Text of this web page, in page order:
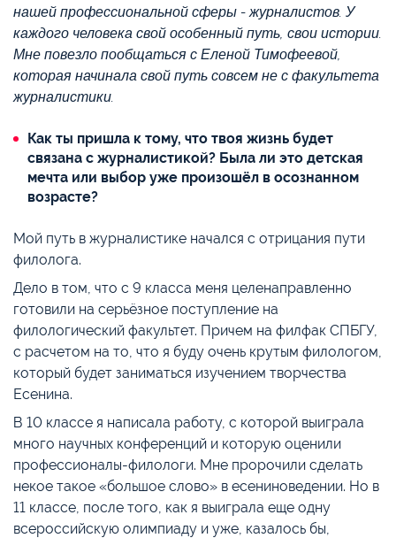
нашей профессиональной сферы - журналистов. У
каждого человека свой особенный путь, свои истории.
Мне повезло пообщаться с Еленой Тимофеевой,
которая начинала свой путь совсем не с факультета
журналистики.
Как ты пришла к тому, что твоя жизнь будет
связана с журналистикой? Была ли это детская
мечта или выбор уже произошёл в осознанном
возрасте?
Мой путь в журналистике начался с отрицания пути
филолога.
Дело в том, что с 9 класса меня целенаправленно
готовили на серьёзное поступление на
филологический факультет. Причем на филфак СПБГУ,
с расчетом на то, что я буду очень крутым филологом,
который будет заниматься изучением творчества
Есенина.
В 10 классе я написала работу, с которой выиграла
много научных конференций и которую оценили
профессионалы-филологи. Мне пророчили сделать
некое такое «большое слово» в есениноведении. Но в
11 классе, после того, как я выиграла еще одну
всероссийскую олимпиаду и уже, казалось бы,